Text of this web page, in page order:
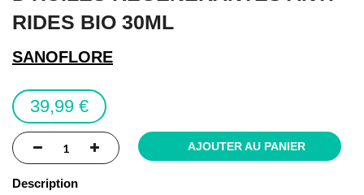
the
images
gallery
RIDES BIO 30ML
SANOFLORE
39,99 €
AJOUTER AU PANIER
Description